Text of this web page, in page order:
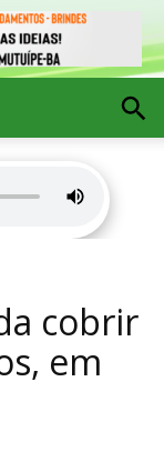
cobrir
em